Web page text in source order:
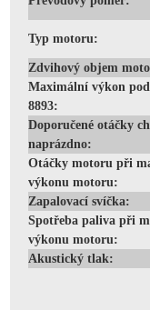
Typ motoru:
Zdvihový objem
Maximální výkon
8893:
Doporučené otáčky
naprázdno:
Otáčky motoru při
výkonu motoru:
Zapalovací svíčka:
Spotřeba paliva při
výkonu motoru:
Akustický tlak: